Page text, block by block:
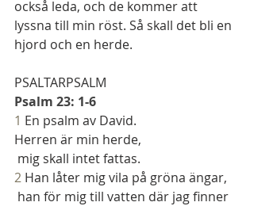
också leda, och de kommer att
lyssna till min röst. Så skall det bli en
hjord och en herde.
PSALTARPSALM
Psalm 23: 1-6
1 En psalm av David.
Herren är min herde,
mig skall intet fattas.
2 Han låter mig vila på gröna ängar,